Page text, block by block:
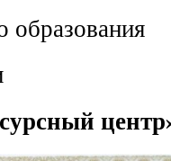
образования